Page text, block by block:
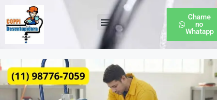
Chame
no
Whatapp